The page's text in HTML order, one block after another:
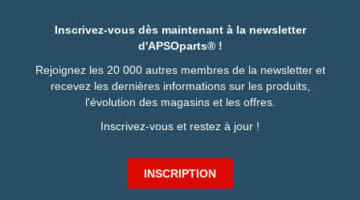
Inscrivez-vous dès maintenant à la newsletter
d'APSOparts® !
Rejoignez les 20 000 autres membres de la newsletter et
recevez les dernières informations sur les produits,
l'évolution des magasins et les offres.
Inscrivez-vous et restez à jour !
INSCRIPTION